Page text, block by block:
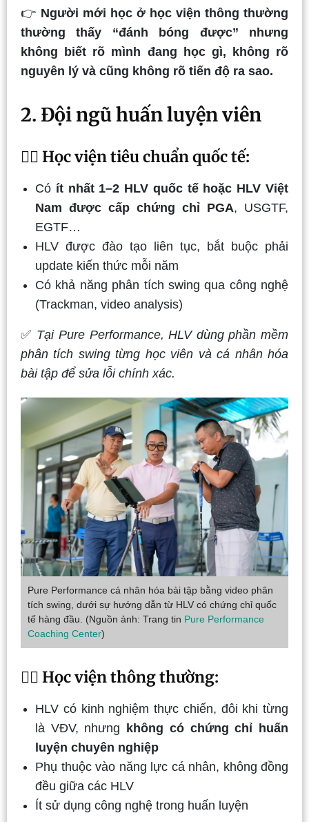
👉 Người mới học ở học viện thông thường
thường thấy “đánh bóng được” nhưng
không biết rõ mình đang học gì, không rõ
nguyên lý và cũng không rõ tiến độ ra sao.
2. Đội ngũ huấn luyện viên
🏌️‍♂️ Học viện tiêu chuẩn quốc tế:
Có ít nhất 1–2 HLV quốc tế hoặc HLV Việt
Nam được cấp chứng chỉ PGA, USGTF,
EGTF…
HLV được đào tạo liên tục, bắt buộc phải
update kiến thức mỗi năm
Có khả năng phân tích swing qua công nghệ
(Trackman, video analysis)
✅ Tại Pure Performance, HLV dùng phần mềm
phân tích swing từng học viên và cá nhân hóa
bài tập để sửa lỗi chính xác.
Pure Performance cá nhân hóa bài tập bằng video phân
tích swing, dưới sự hướng dẫn từ HLV có chứng chỉ quốc
tế hàng đầu. (Nguồn ảnh: Trang tin Pure Performance
Coaching Center)
🏌️‍♂️ Học viện thông thường:
HLV có kinh nghiệm thực chiến, đôi khi từng
là VĐV, nhưng
không có chứng chỉ huấn
luyện chuyên nghiệp
Phụ thuộc vào năng lực cá nhân, không đồng
đều giữa các HLV
Ít sử dụng công nghệ trong huấn luyện